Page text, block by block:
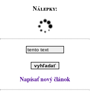
Nálepky:
Napísať nový článok